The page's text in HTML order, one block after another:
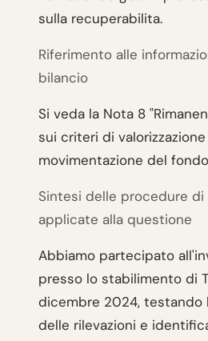
sulla recuperabilita.
Riferimento alle
bilancio
Si veda la Nota 8
sui criteri di
movimentazione del
Sintesi delle procedure di
applicate alla questione
Abbiamo partecipato
presso lo stabilimento di
dicembre 2024, testando
delle rilevazioni e